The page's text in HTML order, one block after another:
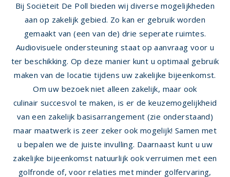
Bij Sociëteit De Poll bieden wij diverse mogelijkheden
aan op zakelijk gebied. Zo kan er gebruik worden
gemaakt van (een van de) drie seperate ruimtes.
Audiovisuele ondersteuning staat op aanvraag voor u
ter beschikking. Op deze manier kunt uoptimaal gebruik
maken van de locatie tijdens uw zakelijke bijeenkomst.
Om uw bezoek niet alleen zakelijk, maar ook
culinair succesvol te maken, is er de keuzemogelijkheid
van een zakelijk basisarrangement (zie onderstaand)
maar maatwerk is zeer zeker ook mogelijk! Samen met
u bepalen we de juiste invulling. Daarnaast kunt u uw
zakelijke bijeenkomst natuurlijk ook verruimen met een
golfronde of, voor relaties met minder golfervaring,